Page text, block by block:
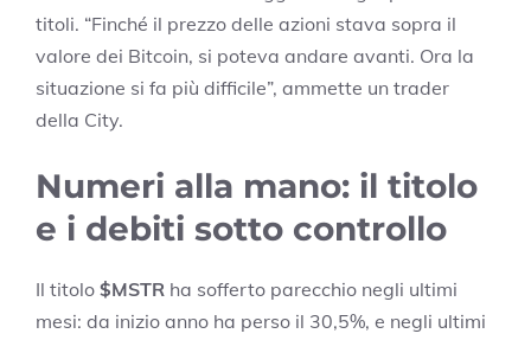
titoli. “Finché il prezzo delle azioni stava sopra il
valore dei Bitcoin, si poteva andare avanti. Ora la
situazione si fa più difficile”, ammette un trader
della City.
Numeri alla mano: il titolo
e i debiti sotto controllo
Il titolo $MSTR ha sofferto parecchio negli ultimi
mesi: da inizio anno ha perso il 30,5%, e negli ultimi